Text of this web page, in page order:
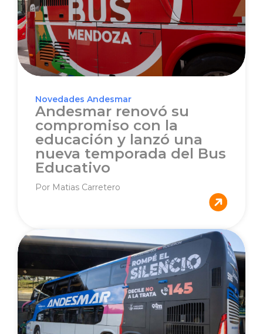
Novedades Andesmar
Andesmar renovó su
compromiso con la
educación y lanzó una
nueva temporada del Bus
Educativo
Por Matias Carretero